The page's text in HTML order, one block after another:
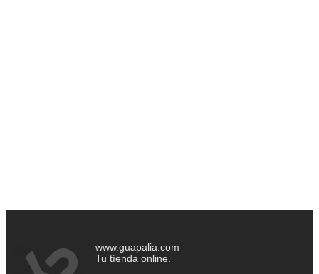
www.guapalia.com
Tu tíenda online.